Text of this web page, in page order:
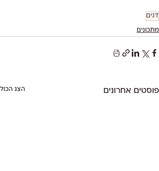
דגים
מתכונים
פוסטים אחרונים הצג הכול